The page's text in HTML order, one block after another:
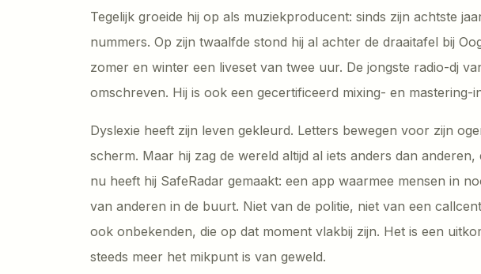
Tegelijk groeide hij op als muziekproducent: sinds zijn achtste
nummers. Op zijn twaalfde stond hij al achter de draaitafel bij
zomer en winter een liveset van twee uur. De jongste radio-dj
omschreven. Hij is ook een gecertificeerd mixing- en mastering-
Dyslexie heeft zijn leven gekleurd. Letters bewegen voor zijn
scherm. Maar hij zag de wereld altijd al iets anders dan
nu heeft hij SafeRadar gemaakt: een app waarmee mensen in
van anderen in de buurt. Niet van de politie, niet van een
ook onbekenden, die op dat moment vlakbij zijn. Het is een
steeds meer het mikpunt is van geweld.